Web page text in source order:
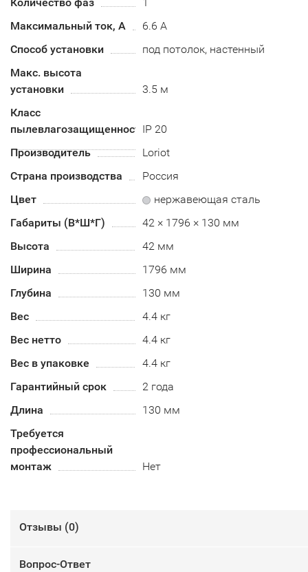
Максимальный ток, А
6.6 А
Способ установки
под потолок, настенный
Макс. высота
установки
3.5 м
Класс
пылевлагозащищенностиIP 20
Производитель
Loriot
Страна производства
Россия
Цвет
нержавеющая сталь
Габариты (В*Ш*Г)
42 × 1796 × 130 мм
Высота
42 мм
Ширина
1796 мм
Глубина
130 мм
Вес
4.4 кг
Вес нетто
4.4 кг
Вес в упаковке
4.4 кг
Гарантийный срок
2 года
Длина
130 мм
Требуется
профессиональный
монтаж
Нет
Отзывы (0)
Вопрос-Ответ